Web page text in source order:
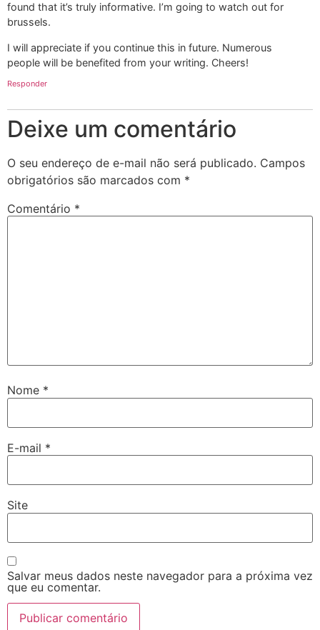
found that it’s truly informative. I’m going to watch out for
brussels.
I will appreciate if you continue this in future. Numerous
people will be benefited from your writing. Cheers!
Responder
Deixe um comentário
O seu endereço de e-mail não será publicado. Campos
obrigatórios são marcados com *
Comentário *
Nome *
E-mail *
Site
Salvar meus dados neste navegador para a próxima vez
que eu comentar.